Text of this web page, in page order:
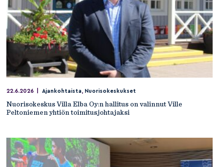
22.6.2026 Ajankohtaista Nuorisokeskukset
Nuorisokeskus Villa Elba Oy:n hallitus on valinnut Ville
Peltoniemen yhtiön toimitusjohtajaksi